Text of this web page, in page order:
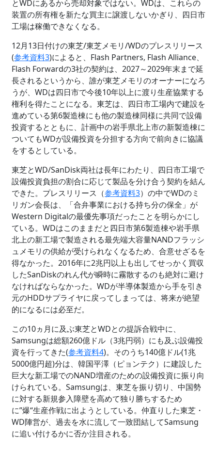
とWDにあるから売却対象ではない。WDは、これらの
装置の所有権を新たな買主に譲渡しないかぎり、四日市
工場は稼働できなくなる。
12月13日付けの東芝/東芝メモリ/WDのプレスリリース
(参考資料3)によると、Flash Partners, Flash Alliance、
Flash Forwardの3社の契約は、2027～2029年末まで延
長されるというから、誰が東芝メモリのオーナーになろ
うが、WDは四日市で今後10年以上に渡り生産協業する
権利を得たことになる。東芝は、四日市工場内で建設を
進めている第6製造棟にも他の製造棟同様に共同で設備
投資するとともに、計画中の岩手県北上市の新製造棟に
ついてもWDが設備投資を分担する方向で前向きに協議
をするとしている。
東芝とWD/SanDisk両社は長年にわたり、四日市工場で
設備投資負担の割合に応じて製品を分け合う契約を結ん
できた。プレスリリース（参考資料3）の中でWDのミ
リガン会長は、「合弁事業における持ち分の保全」が
Western Digitalの最優先事項だったことを明らかにし
ている。WDはこのままだと四日市第6製造棟や岩手県
北上の新工場で製造される最先端大容量NANDフラッシ
ュメモリの供給が受けられなくなるため、合意せざるを
得なかった。2016年に2兆円以上も出してせっかく買収
したSanDiskのれん代が瞬時に霧散するのも絶対に避け
なければならなかった。WDが半導体製造から手を引き
元のHDDサプライヤに戻ってしまっては、将来が絶望
的になるには必至だ。
この10ヵ月に及ぶ東芝とWDとの提訴合戦中に、
Samsungは総額260億ドル（3兆円弱）にも及ぶ設備投
資を行ってきた(参考資料4)。そのうち140億ドル(1兆
5000億円超)分は、韓国平澤（ピョンテク）に建設した
巨大な新工場でのNAND増産のための設備投資に振り向
けられている。Samsungは、東芝を振り切り、中国勢
に対する新規参入障壁を高めて独り勝ちするため
に”爆“生産作戦に出ようとしている。仲直りした東芝・
WD陣営が、過去を水に流して一致団結してSamsung
に追い付けるかに否か注目される。